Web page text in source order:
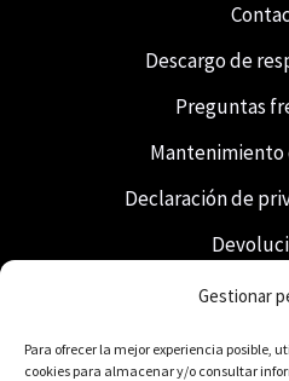
Gestionar
Para ofrecer la mejor experiencia posible,
cookies para almacenar y/o consultar
Descargo de
Preguntas
Declaración de
Envío y